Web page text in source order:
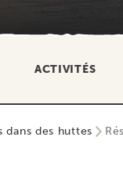
ACTIVITÉS
dans des huttes